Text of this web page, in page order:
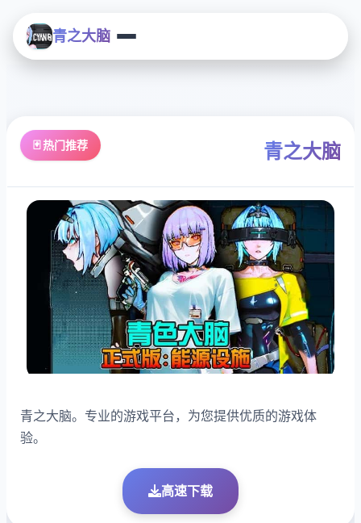
青之大脑
🃏 热门推荐 青之大脑
青之大脑。专业的游戏平台，为您提供优质的游戏体
验。
高速下载